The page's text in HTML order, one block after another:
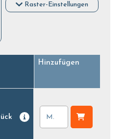
Raster-Einstellungen
Hinzufügen